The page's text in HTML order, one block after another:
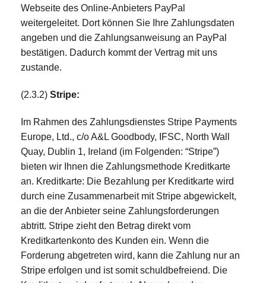
Webseite des Online-Anbieters PayPal
weitergeleitet. Dort können Sie Ihre Zahlungsdaten
angeben und die Zahlungsanweisung an PayPal
bestätigen. Dadurch kommt der Vertrag mit uns
zustande.
(2.3.2) Stripe:
Im Rahmen des Zahlungsdienstes Stripe Payments
Europe, Ltd., c/o A&L Goodbody, IFSC, North Wall
Quay, Dublin 1, Ireland (im Folgenden: “Stripe”)
bieten wir Ihnen die Zahlungsmethode Kreditkarte
an. Kreditkarte: Die Bezahlung per Kreditkarte wird
durch eine Zusammenarbeit mit Stripe abgewickelt,
an die der Anbieter seine Zahlungsforderungen
abtritt. Stripe zieht den Betrag direkt vom
Kreditkartenkonto des Kunden ein. Wenn die
Forderung abgetreten wird, kann die Zahlung nur an
Stripe erfolgen und ist somit schuldbefreiend. Die